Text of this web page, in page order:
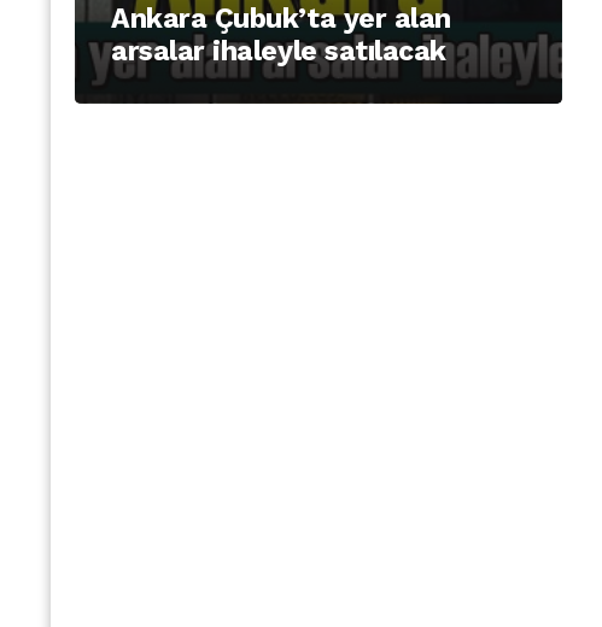
Ankara Çubuk’ta yer alan
arsalar ihaleyle satılacak